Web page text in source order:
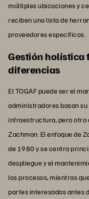
múltiples ubicaciones y
reciben una lista de
proveedores específicos.
Gestión holística
diferencias
El TOGAF puede ser el
administradores basan
infraestructura, pero otra
Zachman. El enfoque de
de 1980 y se centra
despliegue y el
los procesos, mientras
partes interesadas antes